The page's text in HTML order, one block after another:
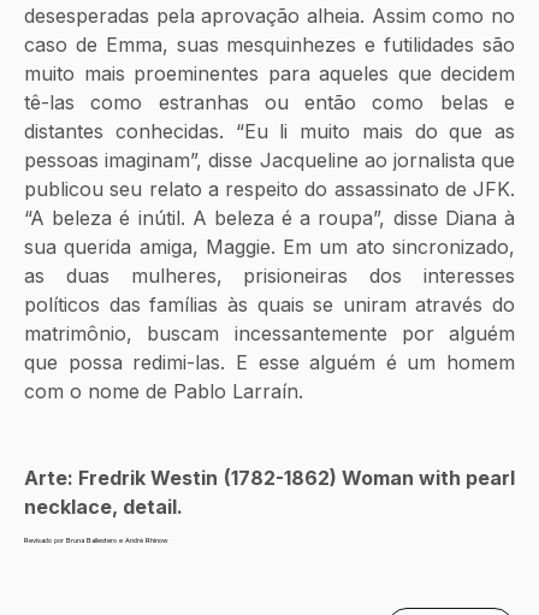
desesperadas pela aprovação alheia. Assim como no
caso de Emma, suas mesquinhezes e futilidades são
muito mais proeminentes para aqueles que decidem
tê-las como estranhas ou então como belas e
distantes conhecidas. “Eu li muito mais do que as
pessoas imaginam”, disse Jacqueline ao jornalista que
publicou seu relato a respeito do assassinato de JFK.
“A beleza é inútil. A beleza é a roupa”, disse Diana à
sua querida amiga, Maggie. Em um ato sincronizado,
as duas mulheres, prisioneiras dos interesses
políticos das famílias às quais se uniram através do
matrimônio, buscam incessantemente por alguém
que possa redimi-las. E esse alguém é um homem
com o nome de Pablo Larraín.
Arte: Fredrik Westin (1782-1862) Woman with pearl
necklace, detail.
Revisado por Bruna Ballestero e André Rhinow